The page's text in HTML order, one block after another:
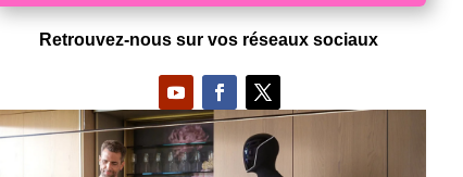
Retrouvez-nous sur vos réseaux sociaux